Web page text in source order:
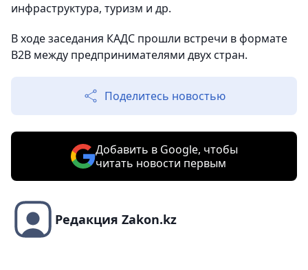
инфраструктура, туризм и др.
В ходе заседания КАДС прошли встречи в формате
B2B между предпринимателями двух стран.
Поделитесь новостью
Добавить в Google, чтобы
читать новости первым
Редакция Zakon.kz